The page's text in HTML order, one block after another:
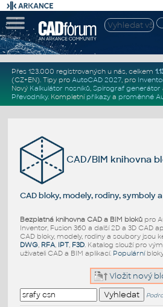
Přes 123.000 registrovaných u nás, celkem
(CZ+EN). Tipy pro AutoCAD 2027, pro
Nový Kalkulátor nosníků, Spirograf generátor
Převodníky. Kompletní příkazya proměnné
CAD/BIM knihovna
CAD bloky, modely, rodiny, symboly
Bezplatná knihovna CAD a BIM blokůpro
Inventor, Fusion 360 a další 2D a 3D CAD
CAD bloky, modely, rodiny a soubory jsou
DWG, RFA, IPT, F3D. Katalog slouží pro
uživateli CAD a BIM aplikací. Populární
Vložit nový